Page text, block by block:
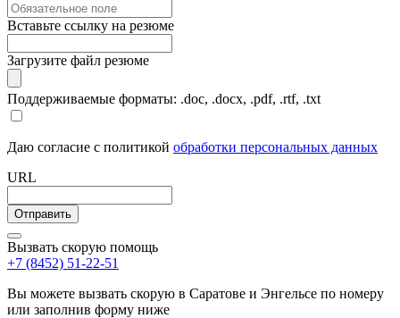
Вставьте ссылку на резюме
Загрузите файл резюме
Поддерживаемые форматы: .doc, .docx, .pdf, .rtf, .txt
Даю согласие с политикой обработки персональных данных
URL
Вызвать скорую помощь
+7 (8452) 51-22-51
Вы можете вызвать скорую в Саратове и Энгельсе по номеру
или заполнив форму ниже